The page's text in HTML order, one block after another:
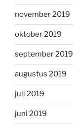
november 2019
oktober 2019
september 2019
augustus 2019
juli 2019
juni 2019